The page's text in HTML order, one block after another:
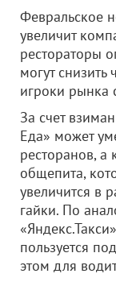
Февральское
увеличит
рестораторы
могут снизить
игроки рынка
За счет
Еда» может
ресторанов, а
общепита,
увеличится в
гайки. По
пользуется
этом для